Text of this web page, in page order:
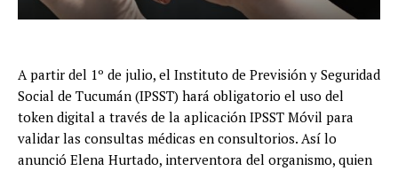
A partir del 1º de julio, el Instituto de Previsión y Seguridad
Social de Tucumán (IPSST) hará obligatorio el uso del
token digital a través de la aplicación IPSST Móvil para
validar las consultas médicas en consultorios. Así lo
anunció Elena Hurtado, interventora del organismo, quien